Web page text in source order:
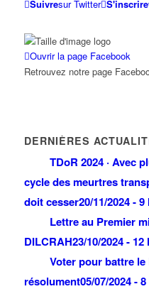
Suivresur Twitter S'inscrire
Ouvrir la page Facebook
Retrouvez notre page
DERNIÈRES
TDoR 2024 · Avec
cycle des meurtres
doit cesser20/11/2024 -
Lettre au Premier
DILCRAH23/10/2024 - 12
Voter pour battre
résolument05/07/2024 -